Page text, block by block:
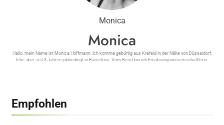
Monica
Monica
Hallo, mein Name ist Monica Hoffmann. Ich komme gebürtig aus Krefeld in der Nähe von Düsseldorf,
lebe aber seit 3 Jahren jobbedingt in Barcelona. Vom Beruf bin ich Ernährungswissenschaftlerin.
Empfohlen